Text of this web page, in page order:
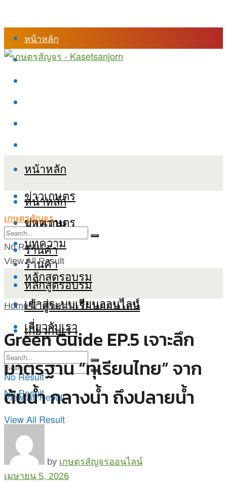
หน้าหลัก
ร้านค้า
หน้าหลัก
ข่าวเกษตร
บทความ
ร้านค้า
หลักสูตรอบรม
เข้าสู่ระบบเรียนออนไลน์
เกี่ยวกับเรา
No Result
View All Result
หน้าหลัก
ข่าวเกษตร
บทความ
ร้านค้า
หลักสูตรอบรม
เข้าสู่ระบบเรียนออนไลน์
เกี่ยวกับเรา
No Result
View All Result
เกษตรสัญจร
No Result
View All Result
Home ข่าวเกษตร
Green Guide EP.5 เจาะลึก
มาตรฐาน “ทุเรียนไทย” จาก
ต้นน้ำ กลางน้ำ ถึงปลายน้ำ
by เกษตรสัญจรออนไลน์
เมษายน 5, 2026